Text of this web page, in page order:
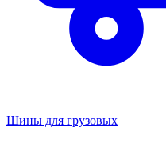
Шины для грузовых